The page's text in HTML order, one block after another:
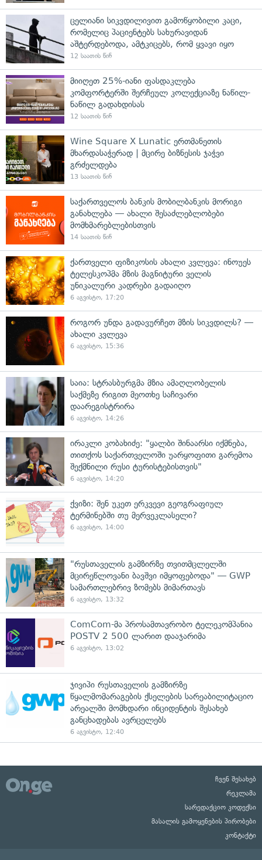
ცელიანი სიკვდილივით გამოწყობილი კაცი,
რომელიც პაციენტებს სახურავიდან
აშტერდებოდა, ამტკიცებს, რომ ყვავი იყო
12 საათის წინ
მიიღეთ 25%-იანი ფასდაკლება
კომფორტერში შერჩეულ კოლექციაზე ნაწილ-
ნაწილ გადახდისას
12 საათის წინ
Wine Square X Lunatic ერთმანეთის
მხარდასაჭერად | მცირე ბიზნესის ჯაჭვი
გრძელდება
13 საათის წინ
საქართველოს ბანკის მობილბანკის მორიგი
განახლება — ახალი შესაძლებლობები
მომხმარებლებისთვის
14 საათის წინ
ქართველი ფიზიკოსის ახალი კვლევა: ინოუეს
ტელესკოპმა მზის მაგნიტური ველის
უნიკალური კადრები გადაიღო
6 აგვისტო, 17:20
როგორ უნდა გადავურჩეთ მზის სიკვდილს? —
ახალი კვლევა
6 აგვისტო, 15:36
საია: სტრასბურგმა მზია ამაღლობელის
საქმეზე რიგით მეოთხე საჩივარი
დაარეგისტრირა
6 აგვისტო, 14:26
ირაკლი კობახიძე: "ყალბი შინაარსი იქმნება,
თითქოს საქართველოში უარყოფითი გარემოა
შექმნილი რუსი ტურისტებისთვის"
6 აგვისტო, 14:20
ქვიზი: შენ უკეთ ერკვევი გეოგრაფიულ
ტერმინებში თუ მერვეკლასელი?
6 აგვისტო, 14:00
"რუსთაველის გამზირზე თვითმცლელში
მცირეწლოვანი ბავშვი იმყოფებოდა" — GWP
სამართლებრივ ზომებს მიმართავს
6 აგვისტო, 13:32
ComCom-მა პროსამთავრობო ტელეკომპანია
POSTV 2 500 ლარით დააჯარიმა
6 აგვისტო, 13:02
ჯივიპი რუსთაველის გამზირზე
წყალმომარაგების ქსელების სარეაბილიტაციო
არეალში მომხდარი ინციდენტის შესახებ
განცხადებას ავრცელებს
6 აგვისტო, 12:40
ჩვენ შესახებ
რეკლამა
სარედაქციო კოდექსი
მასალის გამოყენების პირობები
კონტაქტი